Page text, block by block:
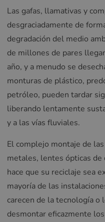
Las gafas, llamativas y
desgraciadamente de
degradación del medio
de millones de pares
año, y a menudo se
monturas de plástico,
petróleo, pueden tardar
liberando lentamente
y a las vías fluviales.
El complejo montaje de
metales, lentes ópticas
hace que su reciclaje sea
mayoría de las
carecen de la tecnología o
desmontar eficazmente